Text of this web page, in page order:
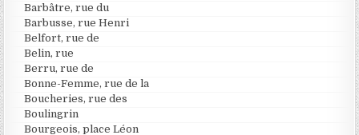
Barbâtre, rue du
Barbusse, rue Henri
Belfort, rue de
Belin, rue
Berru, rue de
Bonne-Femme, rue de la
Boucheries, rue des
Boulingrin
Bourgeois, place Léon